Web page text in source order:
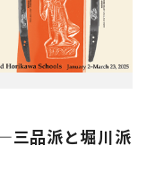
品派と堀川派